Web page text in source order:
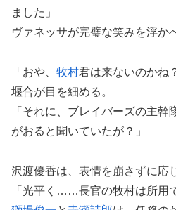
ました」
ヴァネッサが完璧な笑みを浮か
「おや、 牧村君は来ないのかね
堰合が目を細める。
「それに、ブレイバーズの主
がおると聞いていたが？」
沢渡優香は、表情を崩さずに応
「光平く……長官の牧村は所用